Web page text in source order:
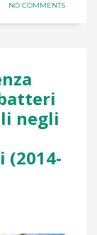
NO COMMENTS
negli